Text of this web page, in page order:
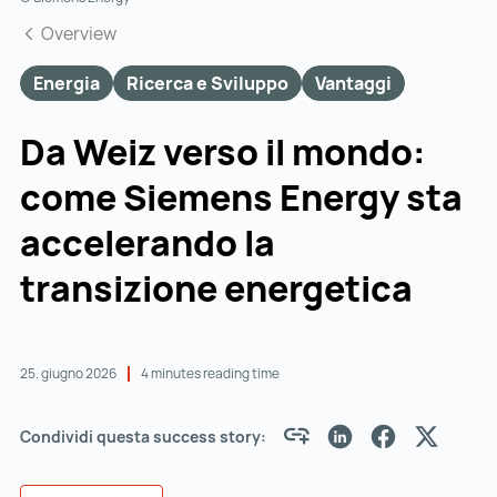
Overview
Energia Ricerca e Sviluppo Vantaggi
Da Weiz verso il mondo:
come Siemens Energy sta
accelerando la
transizione energetica
25. giugno 2026 4 minutes reading time
Condividi questa success story: